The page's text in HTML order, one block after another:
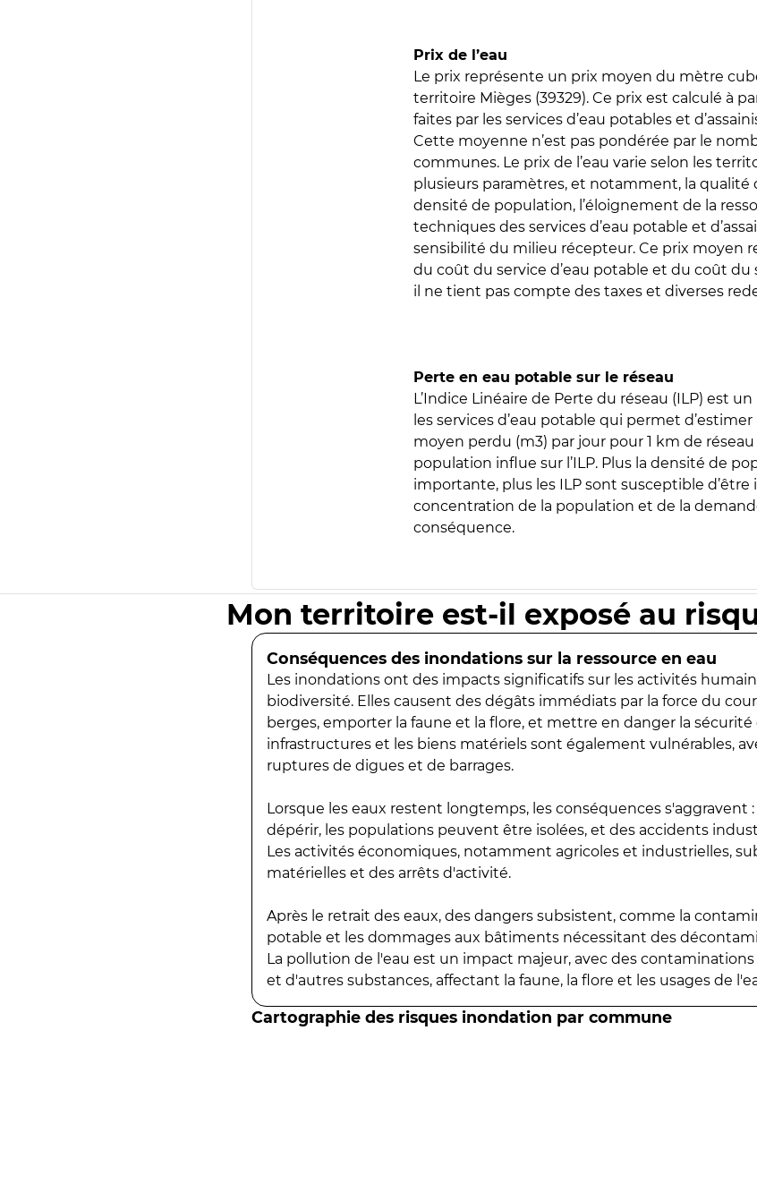
Prix de l’eau
Le prix représente un prix moyen du mètre
territoire Mièges (39329). Ce prix est calculé à
faites par les services d’eau potables et
Cette moyenne n’est pas pondérée par le
communes. Le prix de l’eau varie selon les
plusieurs paramètres, et notamment, la qualité
densité de population, l’éloignement de la
techniques des services d’eau potable et
sensibilité du milieu récepteur. Ce prix moyen
du coût du service d’eau potable et du coût du
il ne tient pas compte des taxes et diverses
Perte en eau potable sur le réseau
L’Indice Linéaire de Perte du réseau (ILP) est
les services d’eau potable qui permet d’estimer
moyen perdu (m3) par jour pour 1 km de
population influe sur l’ILP. Plus la densité de
importante, plus les ILP sont susceptible
concentration de la population et de la
conséquence.
Mon territoire est-il exposé au
Conséquences des inondations sur la ressource en eau
Les inondations ont des impacts significatifs sur les activités
biodiversité. Elles causent des dégâts immédiats par la force du
berges, emporter la faune et la flore, et mettre en danger la sécurité
infrastructures et les biens matériels sont également vulnérables,
ruptures de digues et de barrages.
Lorsque les eaux restent longtemps, les conséquences s'aggravent
dépérir, les populations peuvent être isolées, et des accidents
Les activités économiques, notamment agricoles et industrielles,
matérielles et des arrêts d'activité.
Après le retrait des eaux, des dangers subsistent, comme la
potable et les dommages aux bâtiments nécessitant des
La pollution de l'eau est un impact majeur, avec des
et d'autres substances, affectant la faune, la flore et les usages de
Cartographie des risques inondation par commune